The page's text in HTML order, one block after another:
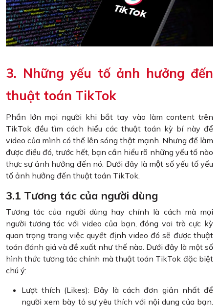
3. Những yếu tố ảnh hưởng đến
thuật toán TikTok
Phần lớn mọi người khi bắt tay vào làm content trên
TikTok đều tìm cách hiểu các thuật toán kỳ bí này để
video của mình có thể lên sóng thật mạnh. Nhưng để làm
được điều đó, trước hết, bạn cần hiểu rõ những yếu tố nào
thực sự ảnh hưởng đến nó. Dưới đây là một số yếu tố yếu
tố ảnh hưởng đến thuật toán TikTok.
3.1 Tương tác của người dùng
Tương tác của người dùng hay chính là cách mà mọi
người tương tác với video của bạn, đóng vai trò cực kỳ
quan trọng trong việc quyết định video đó sẽ được thuật
toán đánh giá và đề xuất như thế nào. Dưới đây là một số
hình thức tương tác chính mà thuật toán TikTok đặc biệt
chú ý:
Lượt thích (Likes): Đây là cách đơn giản nhất để
người xem bày tỏ sự yêu thích với nội dung của bạn.